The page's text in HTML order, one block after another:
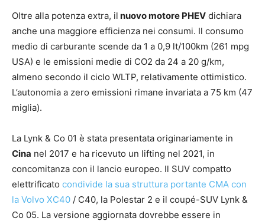
Oltre alla potenza extra, il nuovo motore PHEV dichiara
anche una maggiore efficienza nei consumi. Il consumo
medio di carburante scende da 1 a 0,9 lt/100km (261 mpg
USA) e le emissioni medie di CO2 da 24 a 20 g/km,
almeno secondo il ciclo WLTP, relativamente ottimistico.
L’autonomia a zero emissioni rimane invariata a 75 km (47
miglia).
La Lynk & Co 01 è stata presentata originariamente in
Cina nel 2017 e ha ricevuto un lifting nel 2021, in
concomitanza con il lancio europeo. Il SUV compatto
elettrificato condivide la sua struttura portante CMA con
la Volvo XC40 / C40, la Polestar 2 e il coupé-SUV Lynk &
Co 05. La versione aggiornata dovrebbe essere in